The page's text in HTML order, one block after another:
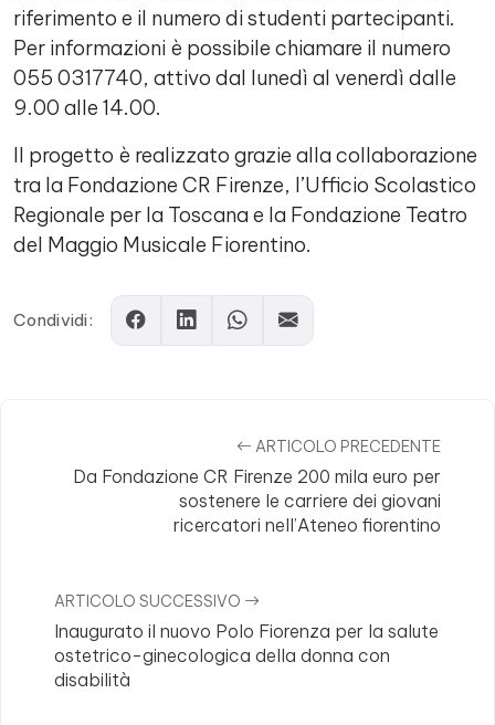
riferimento e il numero di studenti partecipanti.
Per informazioni è possibile chiamare il numero
055 0317740, attivo dal lunedì al venerdì dalle
9.00 alle 14.00.
Il progetto è realizzato grazie alla collaborazione
tra la Fondazione CR Firenze, l’Ufficio Scolastico
Regionale per la Toscana e la Fondazione Teatro
del Maggio Musicale Fiorentino.
Condividi:
ARTICOLO PRECEDENTE
Da Fondazione CR Firenze 200 mila euro per
sostenere le carriere dei giovani
ricercatori nell’Ateneo fiorentino
ARTICOLO SUCCESSIVO
Inaugurato il nuovo Polo Fiorenza per la salute
ostetrico-ginecologica della donna con
disabilità